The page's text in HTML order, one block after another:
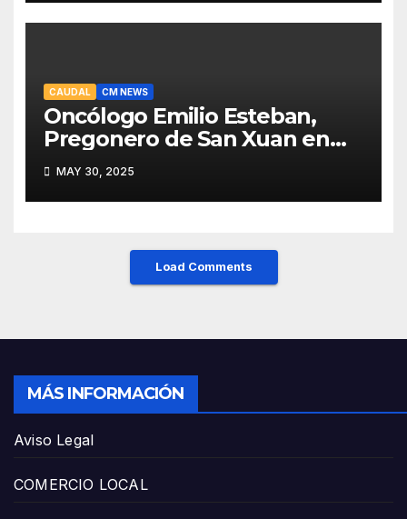
CAUDAL CM NEWS
Oncólogo Emilio Esteban,
Pregonero de San Xuan en
Mieres: Un Honor para Turón
y el HUCA
MAY 30, 2025
Load Comments
MÁS INFORMACIÓN
Aviso Legal
COMERCIO LOCAL